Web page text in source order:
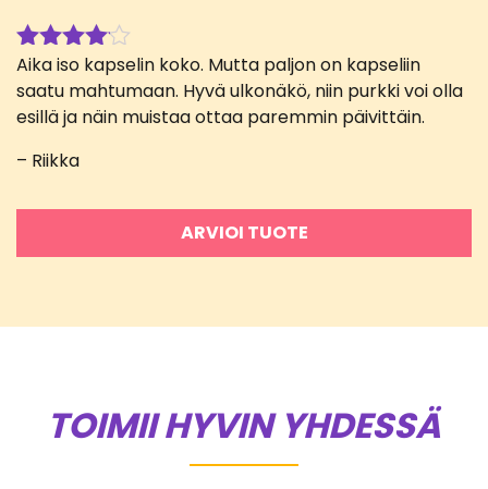
Arvostelu
tuotteesta:
4/ 5
Aika iso kapselin koko. Mutta paljon on kapseliin
saatu mahtumaan. Hyvä ulkonäkö, niin purkki voi olla
esillä ja näin muistaa ottaa paremmin päivittäin.
– Riikka
ARVIOI TUOTE
TOIMII HYVIN YHDESSÄ